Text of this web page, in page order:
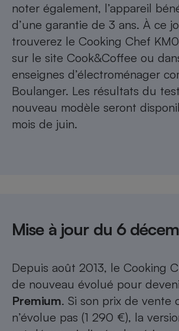
noter également, l’appareil
d’une garantie de 3 ans. À ce
trouverez le Cooking Chef
sur le site Cook&Coffee ou
enseignes d’électroménager
Boulanger. Les résultats du
nouveau modèle seront
mois de juin.
Mise à jour du 6
Depuis août 2013, le Cooking
de nouveau évolué pour
Premium. Si son prix de vente
n’évolue pas (1 290 €), la